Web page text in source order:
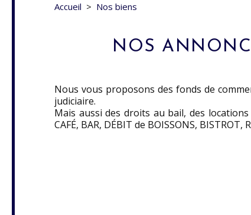
Accueil > Nos biens
NOS
Nous vous proposons des fonds de
judiciaire.
Mais aussi des droits au bail, des
CAFÉ, BAR, DÉBIT de BOISSONS, BISTROT,